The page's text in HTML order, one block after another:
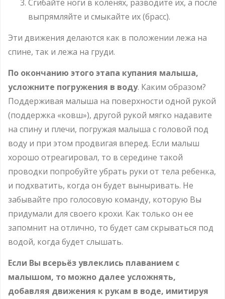
Сгибайте ноги в коленях, разводите их, а после
выпрямляйте и смыкайте их (брасс).
Эти движения делаются как в положении лежа на
спине, так и лежа на груди.
По окончанию этого этапа купания малыша,
усложните погружения в воду. Каким образом?
Поддерживая малыша на поверхности одной рукой
(поддержка «ковш»), другой рукой мягко надавите
на спину и плечи, погружая малыша с головой под
воду и при этом продвигая вперед. Если малыш
хорошо отреагировал, то в середине такой
проводки попробуйте убрать руки от тела ребенка,
и подхватить, когда он будет выныривать. Не
забывайте про голосовую команду, которую Вы
придумали для своего крохи. Как только он ее
запомнит на отлично, то будет сам скрываться под
водой, когда будет слышать.
Если Вы всерьёз увлеклись плаванием с
малышом, то можно далее усложнять,
добавляя движения к рукам в воде, имитируя